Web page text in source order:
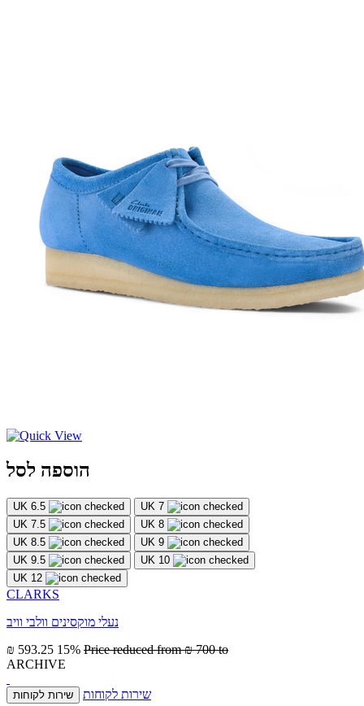
הוספה לסל
UK 6.5
UK 7
UK 7.5
UK 8
UK 8.5
UK 9
UK 9.5
UK 10
UK 12
CLARKS
נעלי מוקסינים וולבי וויב
₪ 593.25 15% Price reduced from₪ 700 to
ARCHIVE
שירות לקוחות שירות לקוחות